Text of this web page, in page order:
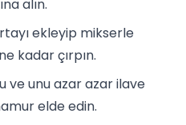
alın.
ekleyip mikserle
kadar çırpın.
ve unu azar azar ilave
elde edin.